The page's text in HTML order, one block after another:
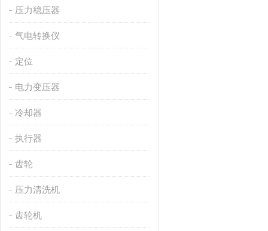
压力稳压器
气电转换仪
定位
电力变压器
冷却器
执行器
齿轮
压力清洗机
齿轮机